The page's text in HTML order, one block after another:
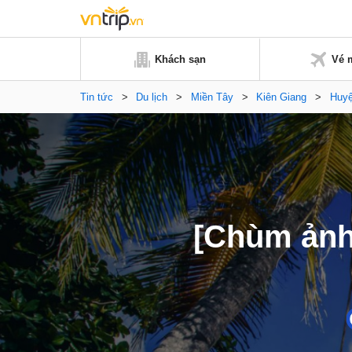
Khách sạn Vé
Tin tức > Du lịch > Miền Tây > Kiên Giang >
[Chùm